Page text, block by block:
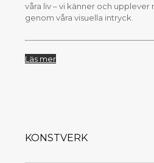
våra liv – vi känner och upplever
genom våra visuella intryck.
Läs mer
KONSTVERK